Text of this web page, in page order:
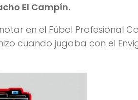
El Campín.
en el Fúbol Profesional
cuando jugaba con el